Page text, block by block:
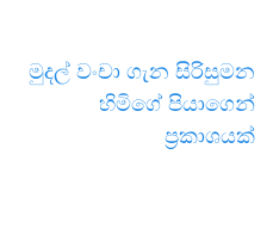
මුදල් වංචා ගැන සිරිසුමන
හිමිගේ පියාගෙන්
ප්‍රකාශයක්